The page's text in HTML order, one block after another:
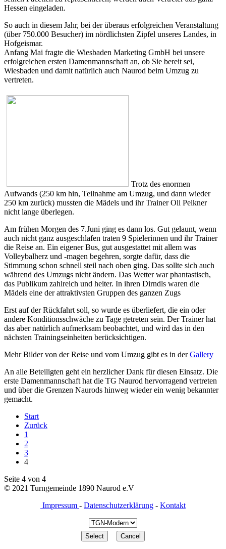
Hessen eingeladen.
So auch in diesem Jahr, bei der überaus erfolgreichen Veranstaltung
(über 750.000 Besucher) im nördlichsten Zipfel unseres Landes, in
Hofgeismar.
Anfang Mai fragte die Wiesbaden Marketing GmbH bei unsere
erfolgreichen ersten Damenmannschaft an, ob Sie bereit sei,
Wiesbaden und damit natürlich auch Naurod beim Umzug zu
vertreten.
Trotz des enormen
Aufwands (250 km hin, Teilnahme am Umzug, und dann wieder
250 km zurück) mussten die Mädels und ihr Trainer Oli Pelkner
nicht lange überlegen.
Am frühen Morgen des 7.Juni ging es dann los. Gut gelaunt, wenn
auch nicht ganz ausgeschlafen traten 9 Spielerinnen und ihr Trainer
die Reise an. Ein eigener Bus, gut ausgestattet mit allem was
Volleybalherz und -magen begehren, sorgte dafür, dass die
Stimmung schon schnell steil nach oben ging. Das sollte sich auch
während des Umzugs nicht ändern. Das Wetter war phantastisch,
das Publikum zahlreich und heiter. In ihren Dirndls waren die
Mädels eine der attraktivsten Gruppen des ganzen Zugs
Erst auf der Rückfahrt soll, so wurde es überliefert, die ein oder
andere Konditionsschwäche zu Tage getreten sein. Der Trainer hat
das aber natürlich aufmerksam beobachtet, und wird das in den
nächsten Trainingseinheiten berücksichtigen.
Mehr Bilder von der Reise und vom Umzug gibt es in derGallery
An alle Beteiligten geht ein herzlicher Dank für diesen Einsatz. Die
erste Damenmannschaft hat die TG Naurod hervorragend vertreten
und über die Grenzen Naurods hinweg wieder ein wenig bekannter
gemacht.
Start
Zurück
1
2
3
4
Seite 4 von 4
© 2021 Turngemeinde 1890 Naurod e.V
Impressum - Datenschutzerklärung - Kontakt